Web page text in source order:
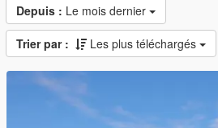
Depuis : Le mois dernier
Trier par : Les plus téléchargés